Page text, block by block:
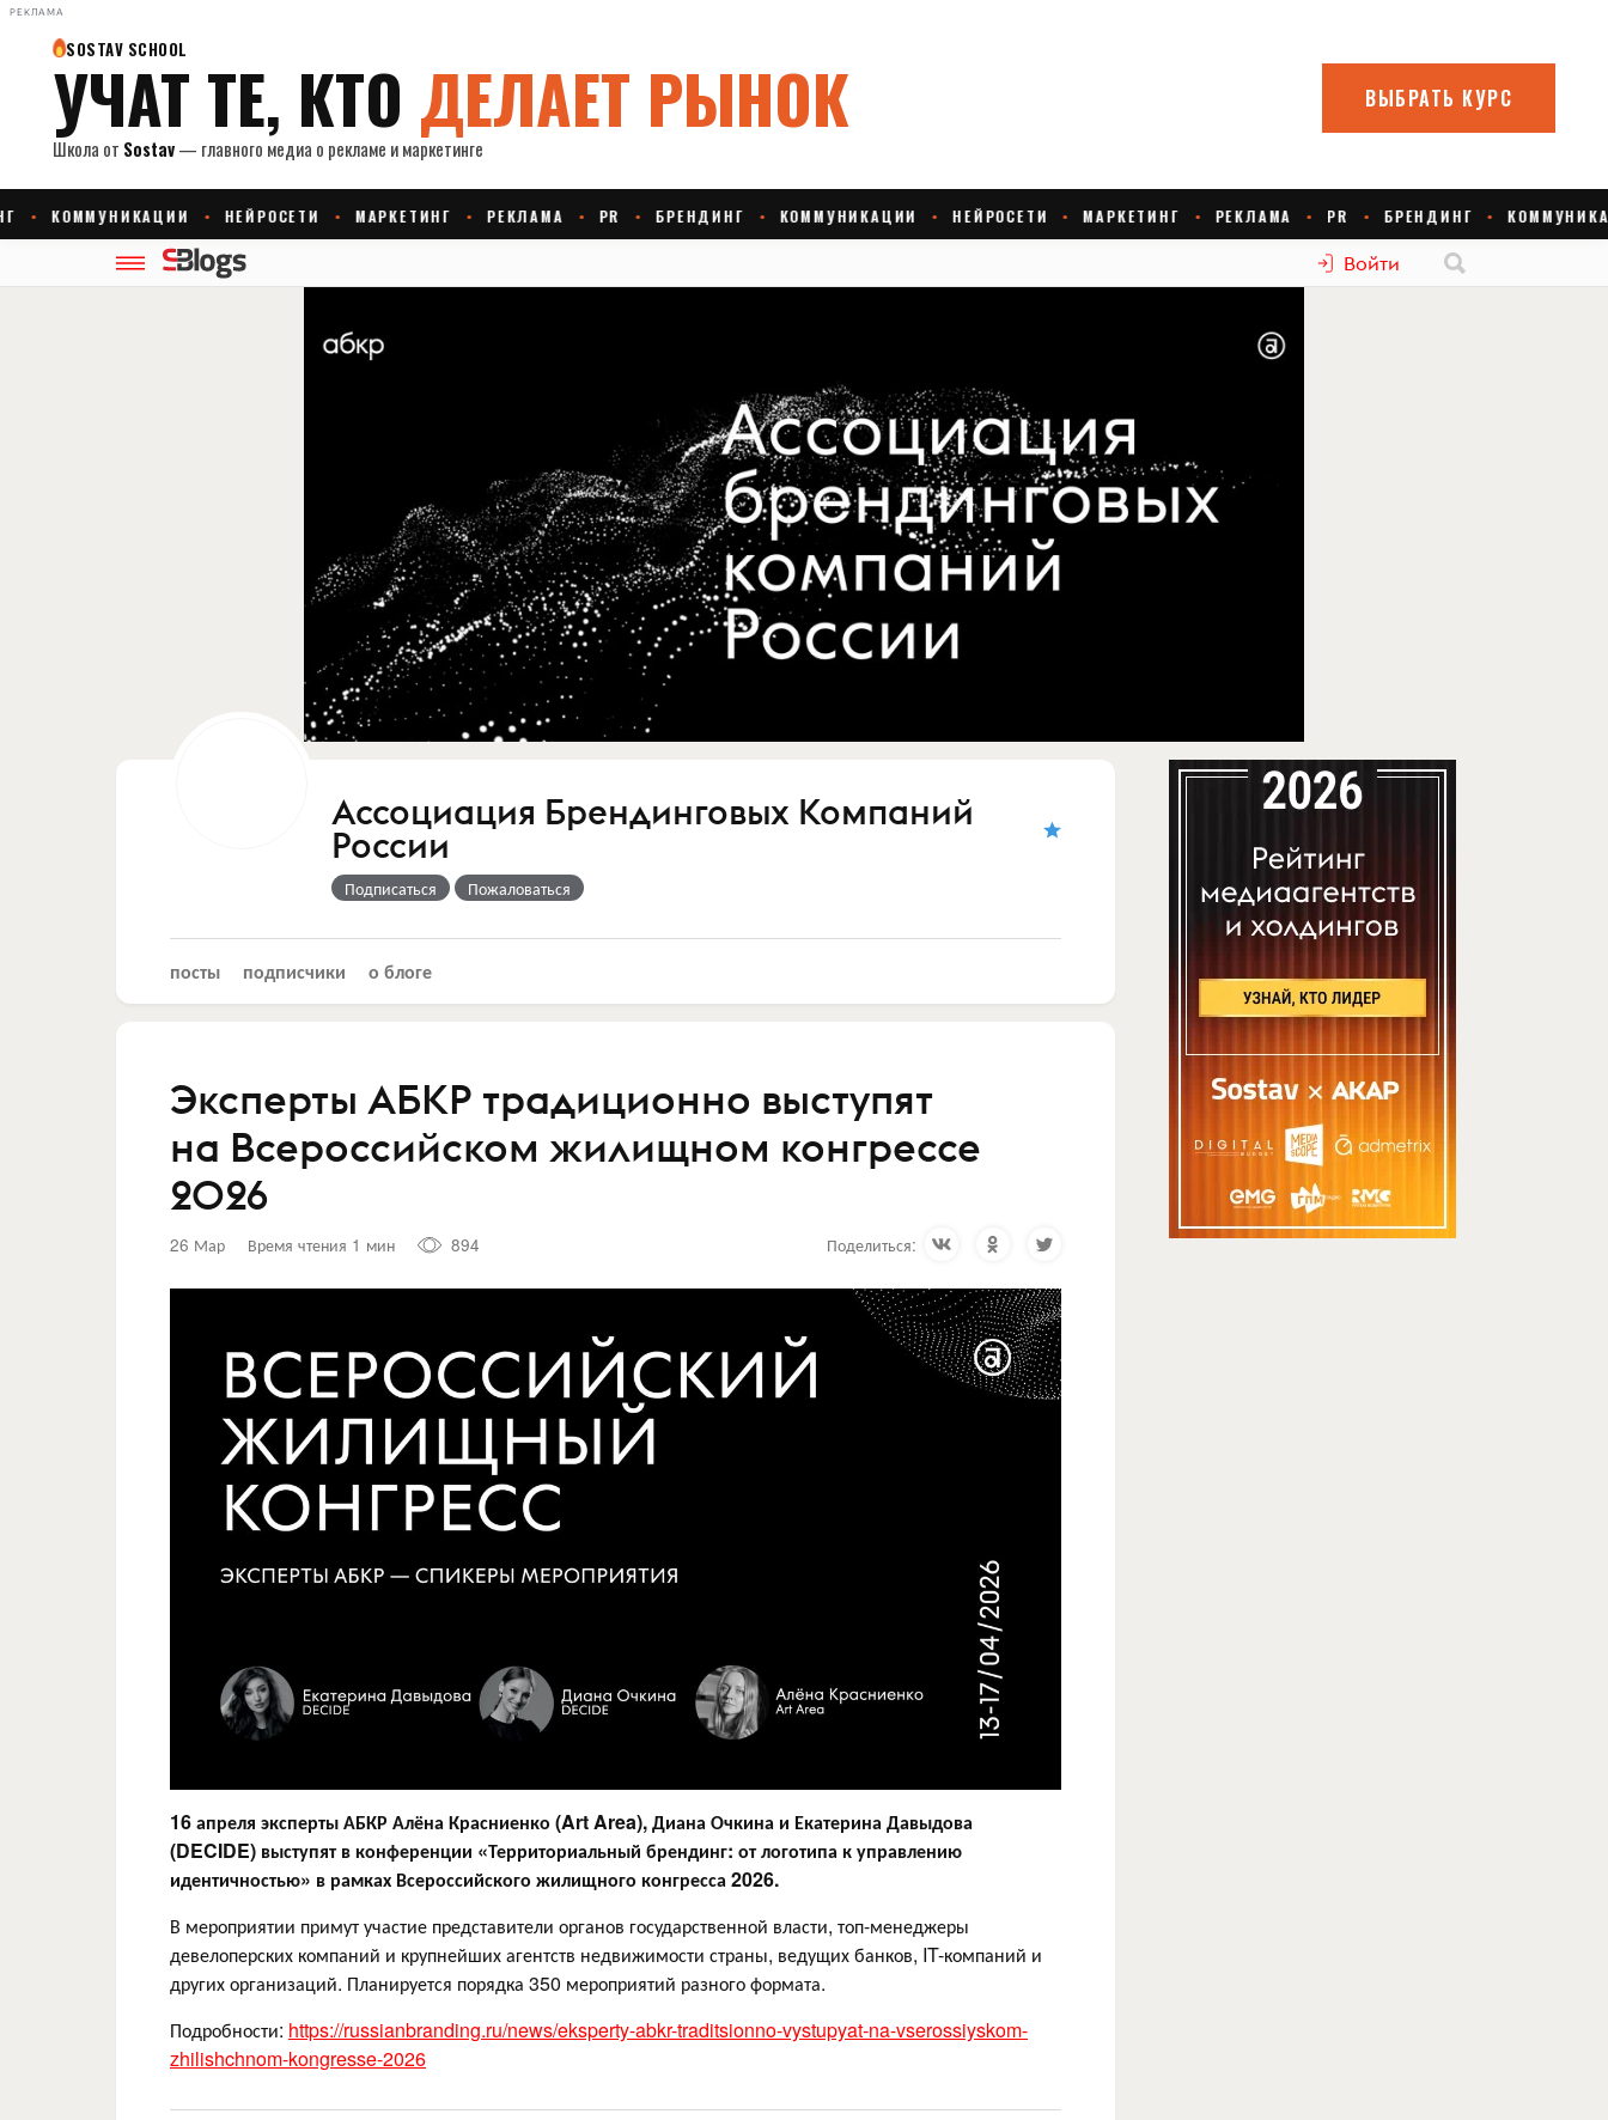
РЕКЛАМА
Войти
Ассоциация Брендинговых Компаний
России
Подписаться Пожаловаться
посты подписчики о блоге
Эксперты АБКР традиционно выступят
на Всероссийском жилищном конгрессе
2026
26 Мар Время чтения 1 мин 894 Поделиться:
16 апреля эксперты АБКР Алёна Красниенко (Art Area), Диана Очкина и Екатерина Давыдова
(DECIDE) выступят в конференции «Территориальный брендинг: от логотипа к управлению
идентичностью» в рамках Всероссийского жилищного конгресса 2026.
В мероприятии примут участие представители органов государственной власти, топ-менеджеры
девелоперских компаний и крупнейших агентств недвижимости страны, ведущих банков, IT-компаний и
других организаций. Планируется порядка 350 мероприятий разного формата.
Подробности: https://russianbranding.ru/news/eksperty-abkr-traditsionno-vystupyat-na-vserossiyskom-
zhilishchnom-kongresse-2026